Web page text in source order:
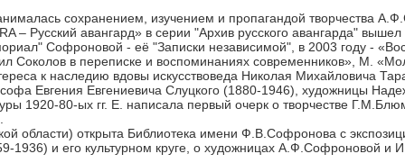
сохранением, изучением и пропагандой творчества
– Русский авангард» в серии "Архив русского авангарда"
Софроновой - её "Записки независимой", в 2003 году -
Соколов в переписке и воспоминаниях современников», М.
к наследию вдовы искусствоведа Николая Михайловича
Евгения Евгениевича Слуцкого (1880-1946), художницы
1920-80-ых гг. Е. написала первый очерк о творчестве
области) открыта Библиотека имени Ф.В.Софронова с
1936) и его культурном круге, о художницах А.Ф.Софроновой и